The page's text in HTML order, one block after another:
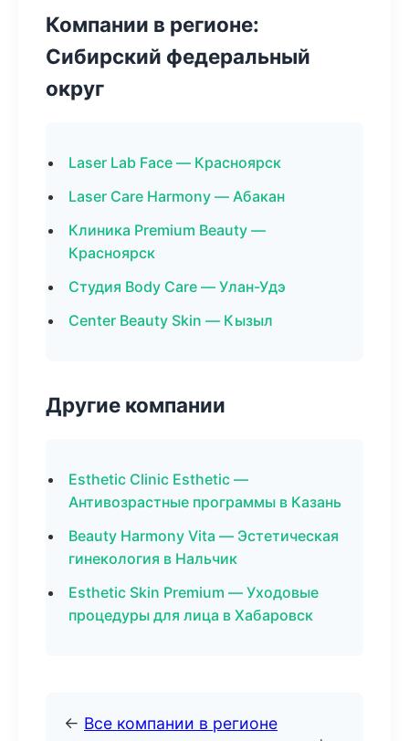
Компании в регионе:
Сибирский федеральный
округ
Laser Lab Face — Красноярск
Laser Care Harmony — Абакан
Клиника Premium Beauty —
Красноярск
Студия Body Care — Улан-Удэ
Center Beauty Skin — Кызыл
Другие компании
Esthetic Clinic Esthetic —
Антивозрастные программы в Казань
Beauty Harmony Vita — Эстетическая
гинекология в Нальчик
Esthetic Skin Premium — Уходовые
процедуры для лица в Хабаровск
← Все компании в регионе